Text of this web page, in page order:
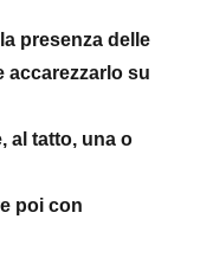
presenza delle
accarezzarlo su
al tatto, una o
poi con